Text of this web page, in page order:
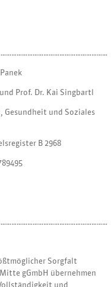
Prof. Dr. Kai Singbartl
und Soziales
B 2968
Sorgfalt
gGmbH übernehmen